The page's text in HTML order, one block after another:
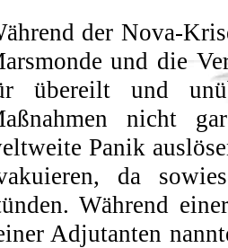
▼
▼
▼
▼
der Nova-
und die
übereilt und
nicht
Panik
da
Während
Adjutanten